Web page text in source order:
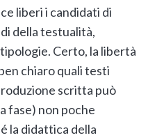
liberi i candidati di
della testualità,
Certo, la libertà
chiaro quali testi
scritta può
fase) non poche
la didattica della